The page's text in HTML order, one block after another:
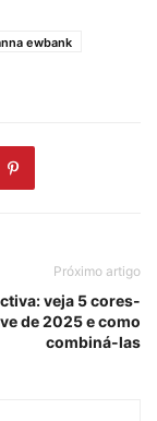
ewbank
Próximo artigo
veja 5 cores-
de 2025 e como
combiná-las